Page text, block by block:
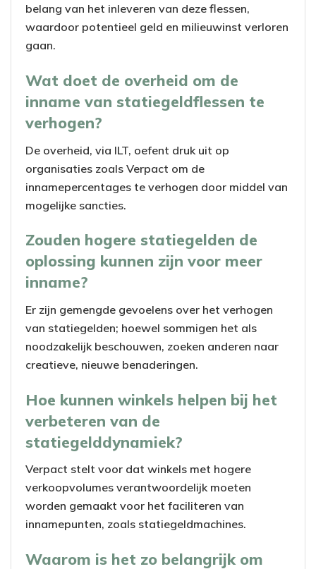
belang van het inleveren van deze flessen,
waardoor potentieel geld en milieuwinst verloren
gaan.
Wat doet de overheid om de
inname van statiegeldflessen te
verhogen?
De overheid, via ILT, oefent druk uit op
organisaties zoals Verpact om de
innamepercentages te verhogen door middel van
mogelijke sancties.
Zouden hogere statiegelden de
oplossing kunnen zijn voor meer
inname?
Er zijn gemengde gevoelens over het verhogen
van statiegelden; hoewel sommigen het als
noodzakelijk beschouwen, zoeken anderen naar
creatieve, nieuwe benaderingen.
Hoe kunnen winkels helpen bij het
verbeteren van de
statiegelddynamiek?
Verpact stelt voor dat winkels met hogere
verkoopvolumes verantwoordelijk moeten
worden gemaakt voor het faciliteren van
innamepunten, zoals statiegeldmachines.
Waarom is het zo belangrijk om